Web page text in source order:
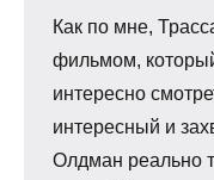
Как по мне,
фильмом,
интересно
интересный и
Олдман реально